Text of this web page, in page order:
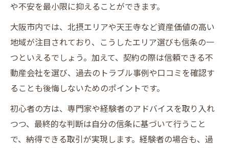
や不安を最小限に抑えることができます。
大阪市内では、北摂エリアや天王寺など資産価値の高い
地域が注目されており、こうしたエリア選びも信条の一
つといえるでしょう。加えて、契約の際は信頼できる不
動産会社を選び、過去のトラブル事例や口コミを確認す
ることも後悔しないためのポイントです。
初心者の方は、専門家や経験者のアドバイスを取り入れ
つつ、最終的な判断は自分の信条に基づいて行うこと
で、納得できる取引が実現します。経験者の場合も、過